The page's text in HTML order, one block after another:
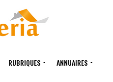
RUBRIQUES ANNUAIRES